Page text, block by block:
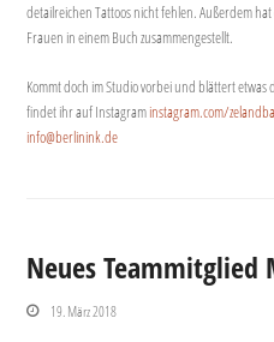
detailreichen Tattoos nicht fehlen. Außerdem
Frauen in einem Buch zusammengestellt.
Kommt doch im Studio vorbei und blättert
findet ihr auf Instagraminstagram.com/
info@berlinink.de
Neues Teammitglied
19. März 2018